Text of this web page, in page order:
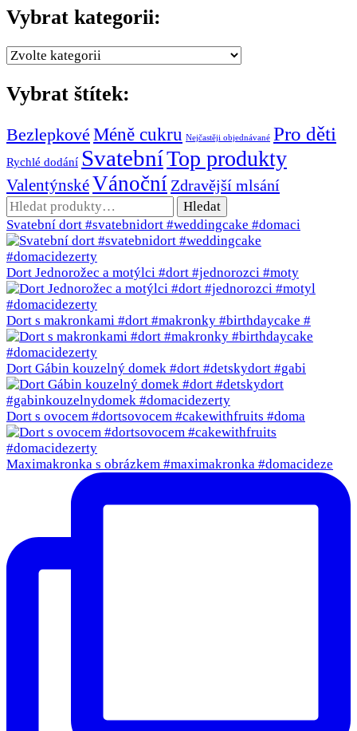
Vybrat kategorii:
Vybrat štítek:
Bezlepkové Méně cukru Nejčastěji objednávané Pro děti
Rychlé dodání SvatebníTop produkty
ValentýnskéVánoční Zdravější mlsání
Hledat:
Hledat
Svatební dort #svatebnidort #weddingcake #domaci
Dort Jednorožec a motýlci #dort #jednorozci #moty
Dort s makronkami #dort #makronky #birthdaycake #
Dort Gábin kouzelný domek #dort #detskydort #gabi
Dort s ovocem #dortsovocem #cakewithfruits #doma
Maximakronka s obrázkem #maximakronka #domacideze